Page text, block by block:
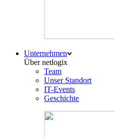
Unternehmen
Über netlogix
Team
Unser Standort
IT-Events
Geschichte